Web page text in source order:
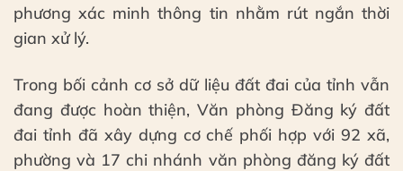
phương xác minh thông tin nhằm rút ngắn thời
gian xử lý.
Trong bối cảnh cơ sở dữ liệu đất đai của tỉnh vẫn
đang được hoàn thiện, Văn phòng Đăng ký đất
đai tỉnh đã xây dựng cơ chế phối hợp với 92 xã,
phường và 17 chi nhánh văn phòng đăng ký đất